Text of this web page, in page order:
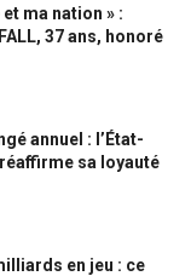
ma nation » :
37 ans, honoré
annuel : l’État-
sa loyauté
en jeu : ce